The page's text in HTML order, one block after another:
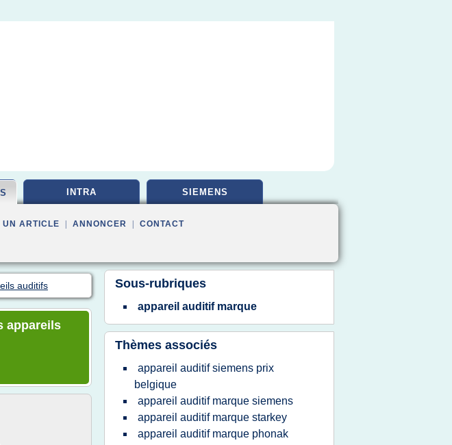
INTRA SIEMENS
UN ARTICLE ANNONCER CONTACT
auditifs
appareils
Sous-rubriques
appareil auditif marque
Thèmes associés
appareil auditif siemens prix
belgique
appareil auditif marque siemens
appareil auditif marque starkey
appareil auditif marque phonak